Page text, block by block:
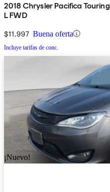
2018 Chrysler Pacifica Touring
L FWD
$11,997 Buena oferta
Incluye tarifas de conc.
¡Nuevo!